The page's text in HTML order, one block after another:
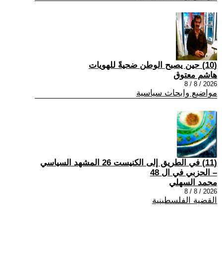
(10) حين يصبح الوطن ضحيةً للهويات
هاشم معتوق
2026 / 8 / 8
مواضيع وابحاث سياسية
(11) في الطريق إلى الكنيست 26 المشهد السياسي
– الحزبي في ال 48
محمد السهلي
2026 / 8 / 8
القضية الفلسطينية